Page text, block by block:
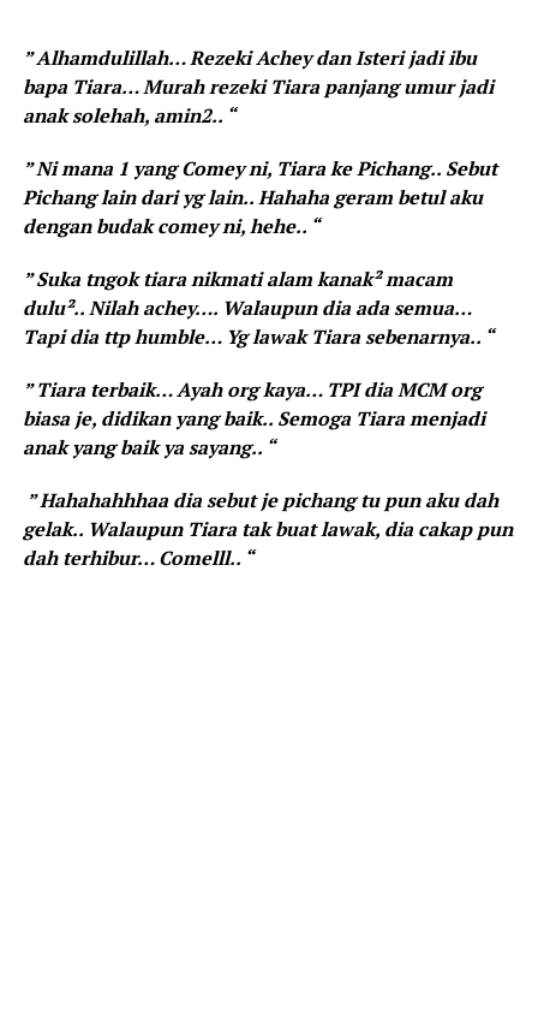
” Alhamdulillah… Rezeki Achey dan Isteri jadi ibu
bapa Tiara… Murah rezeki Tiara panjang umur jadi
anak solehah, amin2.. “
” Ni mana 1 yang Comey ni, Tiara ke Pichang.. Sebut
Pichang lain dari yg lain.. Hahaha geram betul aku
dengan budak comey ni, hehe.. “
” Suka tngok tiara nikmati alam kanak² macam
dulu².. Nilah achey…. Walaupun dia ada semua…
Tapi dia ttp humble… Yg lawak Tiara sebenarnya.. “
” Tiara terbaik… Ayah org kaya… TPI dia MCM org
biasa je, didikan yang baik.. Semoga Tiara menjadi
anak yang baik ya sayang.. “
” Hahahahhhaa dia sebut je pichang tu pun aku dah
gelak.. Walaupun Tiara tak buat lawak, dia cakap pun
dah terhibur… Comelll.. “